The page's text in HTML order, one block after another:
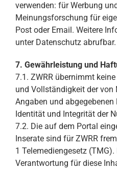
verwenden: für Werbung
Meinungsforschung für
Post oder Email. Weitere
unter Datenschutz abrufbar.
7. Gewährleistung und
7.1. ZWRR übernimmt
und Vollständigkeit der von
Angaben und
Identität und Integrität der
7.2. Die auf dem Portal
Inserate sind für ZWRR
1 Telemediengesetz
Verantwortung für diese